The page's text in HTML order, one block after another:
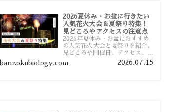
2026夏休み・お盆に行きたい
人気花火大会＆夏祭り特集！
見どころやアクセスの注意点
2026年夏休み・お盆におすすめ
の人気花火大会と夏祭りを紹介。
見どころや開催日、アクセス、混
雑対策、旅行前に知っておきたい
注意点をわかりやすく解説しま
banzokubiology.com 2026.07.15